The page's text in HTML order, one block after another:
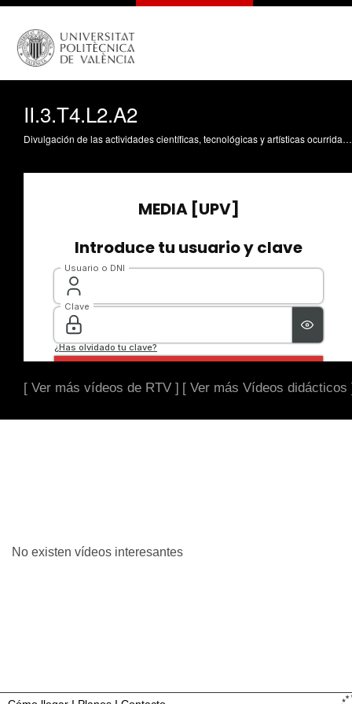
II.3.T4.L2.A2
Divulgación de las actividades científicas, tecnológicas y artísticas ocurridas en los tres campus de la UPV
[ Ver más vídeos de RTV ] [ Ver más Vídeos didácticos
No existen vídeos interesantes